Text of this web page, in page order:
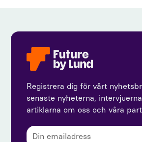
Registrera dig för vårt
senaste nyheterna,
artiklarna om oss och våra